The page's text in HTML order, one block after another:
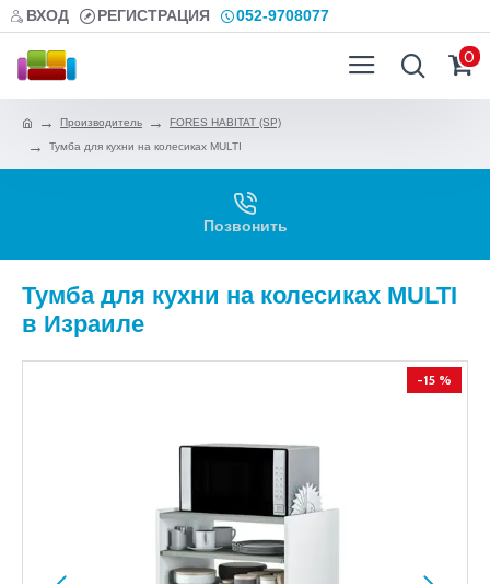
ВХОД РЕГИСТРАЦИЯ 052-9708077
0
Производитель
FORES HABITAT (SP)
Тумба для кухни на колесиках MULTI
Позвонить
Тумба для кухни на колесиках MULTI
в Израиле
-15 %